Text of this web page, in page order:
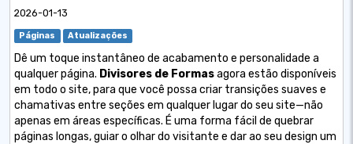
2026-01-13
Páginas Atualizações
Dê um toque instantâneo de acabamento e personalidade a
qualquer página. Divisores de Formasagora estão disponíveis
em todo o site, para que você possa criar transições suaves e
chamativas entre seções em qualquer lugar do seu site—não
apenas em áreas específicas. É uma forma fácil de quebrar
páginas longas, guiar o olhar do visitante e dar ao seu design um